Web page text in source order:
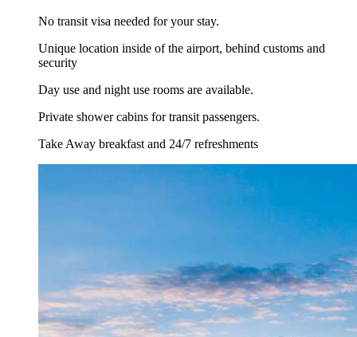
No transit visa needed for your stay.
Unique location inside of the airport, behind customs and
security
Day use and night use rooms are available.
Private shower cabins for transit passengers.
Take Away breakfast and 24/7 refreshments